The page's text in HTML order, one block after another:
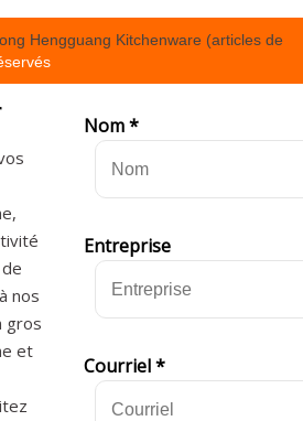
Hengguang Kitchenware (articles de
nos
gros
et
Nom*
Entreprise
Courriel*